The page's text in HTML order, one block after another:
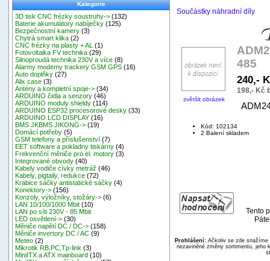
Kategorie
3D tisk CNC frézky soustruhy-> (132)
Baterie akumulátory nabíječky (125)
Bezpečnostní kamery (3)
Chytrá smart klika (2)
CNC frézky na plasty + AL
(1)
Fotovoltaika FV technika (29)
Silnoproudá technika 230V a více (8)
Alarmy modemy trackery GSM GPS (16)
Auto doplňky (27)
Alix case (3)
Antény a kompletní spoje-> (34)
ARDUINO čidla a senzory (46)
ARDUINO moduly shieldy (114)
ARDUINO ESP32 procesorové desky (33)
ARDUINO LCD DISPLAY (16)
BMS JKBMS JIKONG-> (19)
Domácí potřeby (5)
GSM telefony a příslušenství (7)
EET software a pokladny tiskárny (4)
Frekvenční měniče pro el. motory (3)
Integrované obvody (40)
Kabely vodiče cívky metráž (46)
Kabely, pigtaily, redukce (72)
Krabice sáčky antistatické sáčky (4)
Konektory-> (156)
Konzoly, výložníky, stožáry-> (6)
LAN 10/100/1000 Mbit (10)
LAN po síti 230V - 85 Mbit
LED osvětlení-> (30)
Měniče napětí DC / DC-> (158)
Měniče invertory DC / AC (9)
Meteo (2)
Mikrotik RB,PC,Tp-link (3)
MiniITX a ATX mainboard (10)
Součástky náhradní díly
zvětšit obrázek
485
240,-
198,- Kč
Kód: 102134
2 Balení skladem
Tento
Prohlášení:Ačkoliv se zde snažíme
nezaviněné změny sortimentu, jeho